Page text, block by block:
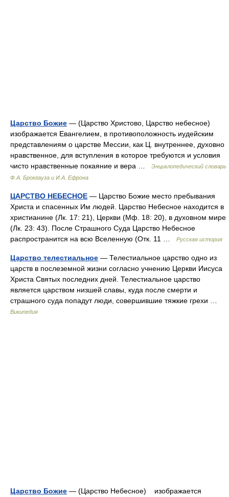
Царство Божие — (Царство Христово, Царство небесное)
изображается Евангелием, в противоположность иудейским
представлениям о царстве Мессии, как Ц. внутреннее, духовно
нравственное, для вступления в которое требуются и условия
чисто нравственные покаяние и вера …
Энциклопедический словарь
Ф.А. Брокгауза и И.А. Ефрона
ЦАРСТВО НЕБЕСНОЕ — Царство Божие место пребывания
Христа и спасенных Им людей. Царство Небесное находится в
христианине (Лк. 17: 21), Церкви (Мф. 18: 20), в духовном мире
(Лк. 23: 43). После Страшного Суда Царство Небесное
распространится на всю Вселенную (Отк. 11 …
Русская история
Царство телестиальное — Телестиальное царство одно из
царств в послеземной жизни согласно учнению Церкви Иисуса
Христа Святых последних дней. Телестиальное царство
является царством низшей славы, куда после смерти и
страшного суда попадут люди, совершившие тяжкие грехи …
Википедия
Царство Божие — (Царство Небесное) изображается